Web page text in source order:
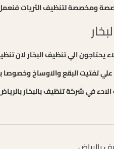
ومخصصة لتنظيف الثريات
الي تنظيف البخار لان
علي تفتيت البقع والاوساخ
في شركة تنظيف بالبخار